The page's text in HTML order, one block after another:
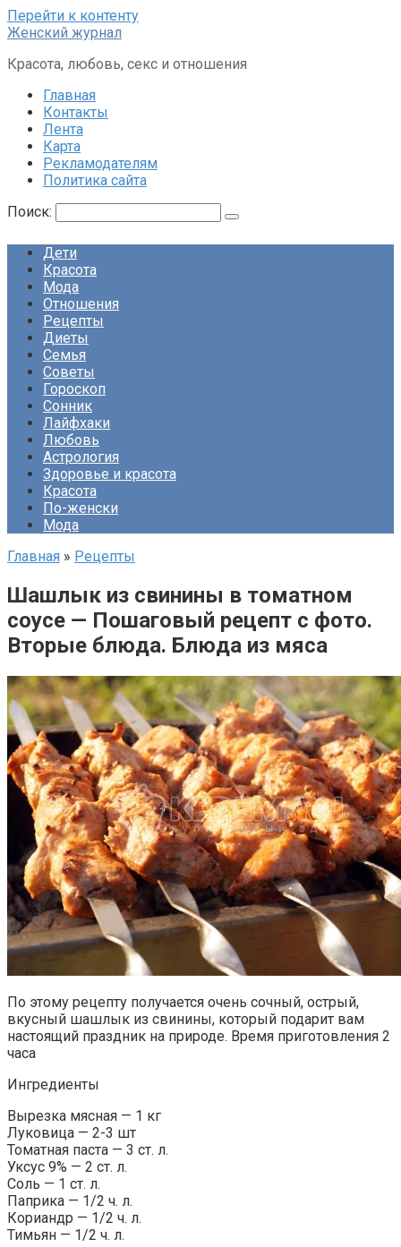
Перейти к контенту
Женский журнал
Красота, любовь, секс и отношения
Главная
Контакты
Лента
Карта
Рекламодателям
Политика сайта
Поиск:
Дети
Красота
Мода
Отношения
Рецепты
Диеты
Семья
Советы
Гороскоп
Сонник
Лайфхаки
Любовь
Астрология
Здоровье и красота
Красота
По-женски
Мода
Главная » Рецепты
Шашлык из свинины в томатном
соусе — Пошаговый рецепт с фото.
Вторые блюда. Блюда из мяса
По этому рецепту получается очень сочный, острый,
вкусный шашлык из свинины, который подарит вам
настоящий праздник на природе. Время приготовления 2
часа
Ингредиенты
Вырезка мясная — 1 кг
Луковица — 2-3 шт
Томатная паста — 3 ст. л.
Уксус 9% — 2 ст. л.
Соль — 1 ст. л.
Паприка — 1/2 ч. л.
Кориандр — 1/2 ч. л.
Тимьян — 1/2 ч. л.